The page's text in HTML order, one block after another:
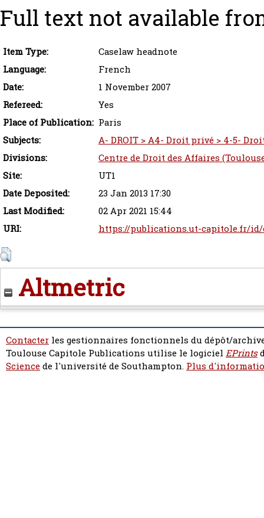
Full text not available
Item Type:
Caselaw headnote
Language:
French
Date:
1 November 2007
Refereed:
Yes
Place of Publication: Paris
Subjects:
A- DROIT > A4- Droit privé > 4-5-
Divisions:
Centre de Droit des Affaires
Site:
UT1
Date Deposited:
23 Jan 2013 17:30
Last Modified:
02 Apr 2021 15:44
URI:
https://publications.ut-capitole.fr/id/
Altmetric
Contacter les gestionnaires fonctionnels du dépôt/
Toulouse Capitole Publications utilise le logiciel EPrints
Sciencede l'université de Southampton. Plus